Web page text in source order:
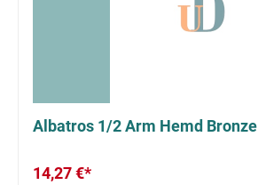
Albatros 1/2 Arm Hemd Bronze
14,27 €*